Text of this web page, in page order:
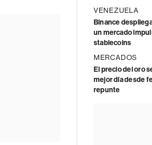
VENEZUELA
Binance
un mercado
stablecoins
MERCADOS
El precio del oro
mejor día desde
repunte